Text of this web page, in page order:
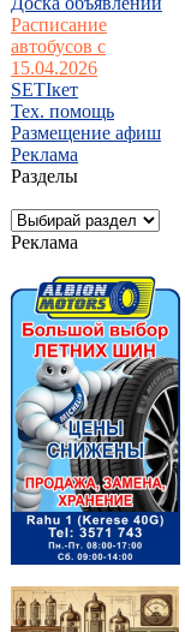
Расписание
автобусов с
15.04.2026
SETIкет
Тех. помощь
Размещение афиш
Реклама
Разделы
Реклама